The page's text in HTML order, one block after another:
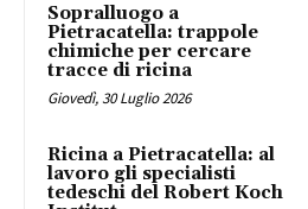
Sopralluogo a
Pietracatella: trappole
chimiche per cercare
tracce di ricina
Giovedì, 30 Luglio 2026
Ricina a Pietracatella: al
lavoro gli specialisti
tedeschi del Robert Koch